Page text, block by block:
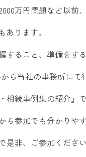
万円問題など以前
ります。
すること、準備をす
ら当社の事務所にて
相続事例集の紹介』で
ら参加でも分かりや
非、ご参加ください